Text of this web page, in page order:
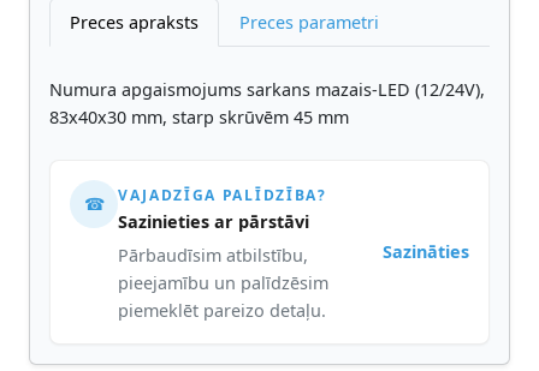
Preces apraksts Preces parametri
Numura apgaismojums sarkans mazais-LED (12/24V),
83x40x30 mm, starp skrūvēm 45 mm
☎ VAJADZĪGA PALĪDZĪBA?
Sazinieties ar pārstāvi
Pārbaudīsim atbilstību,
pieejamību un palīdzēsim
piemeklēt pareizo detaļu.
Sazināties